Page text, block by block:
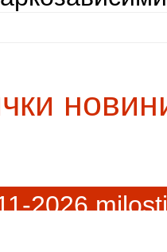
2026